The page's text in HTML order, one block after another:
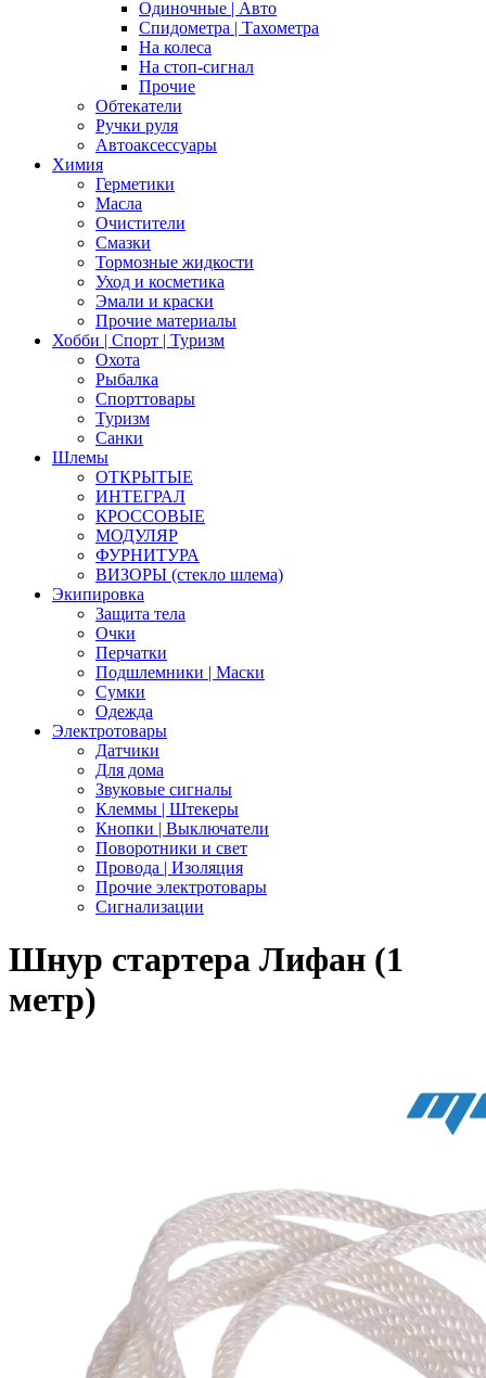
Одиночные | Авто
Спидометра | Тахометра
На колеса
На стоп-сигнал
Прочие
Обтекатели
Ручки руля
Автоаксессуары
Химия
Герметики
Масла
Очистители
Смазки
Тормозные жидкости
Уход и косметика
Эмали и краски
Прочие материалы
Хобби | Cпорт | Туризм
Охота
Рыбалка
Спорттовары
Туризм
Санки
Шлемы
ОТКРЫТЫЕ
ИНТЕГРАЛ
КРОССОВЫЕ
МОДУЛЯР
ФУРНИТУРА
ВИЗОРЫ (стекло шлема)
Экипировка
Защита тела
Очки
Перчатки
Подшлемники | Маски
Сумки
Одежда
Электротовары
Датчики
Для дома
Звуковые сигналы
Клеммы | Штекеры
Кнопки | Выключатели
Поворотники и свет
Провода | Изоляция
Прочие электротовары
Сигнализации
Шнур стартера Лифан (1
метр)